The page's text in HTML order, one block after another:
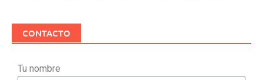
CONTACTO
Tu nombre